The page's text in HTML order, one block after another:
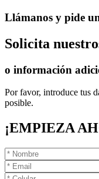
Llámanos y pide
Solicita
o información
Por favor, introduce tus
posible.
¡EMPIEZA